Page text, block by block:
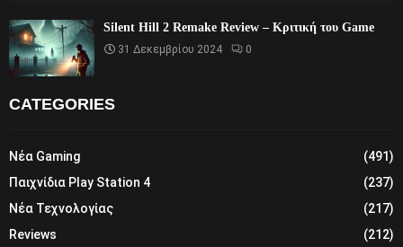
Silent Hill 2 Remake Review – Κριτική του Game
31 Δεκεμβρίου 2024 0
CATEGORIES
Νέα Gaming
(491)
Παιχνίδια Play Station 4
(237)
Νέα Τεχνολογίας
(217)
Reviews
(212)